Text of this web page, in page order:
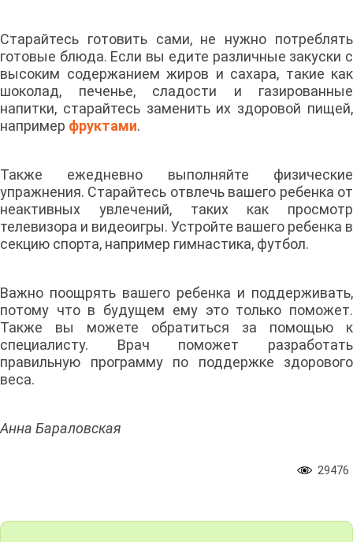
Старайтесь готовить сами, не нужно потреблять
готовые блюда. Если вы едите различные закуски с
высоким содержанием жиров и сахара, такие как
шоколад, печенье, сладости и газированные
напитки, старайтесь заменить их здоровой пищей,
например фруктами.
Также ежедневно выполняйте физические
упражнения. Старайтесь отвлечь вашего ребенка от
неактивных увлечений, таких как просмотр
телевизора и видеоигры. Устройте вашего ребенка в
секцию спорта, например гимнастика, футбол.
Важно поощрять вашего ребенка и поддерживать,
потому что в будущем ему это только поможет.
Также вы можете обратиться за помощью к
специалисту. Врач поможет разработать
правильную программу по поддержке здорового
веса.
Анна Бараловская
29476